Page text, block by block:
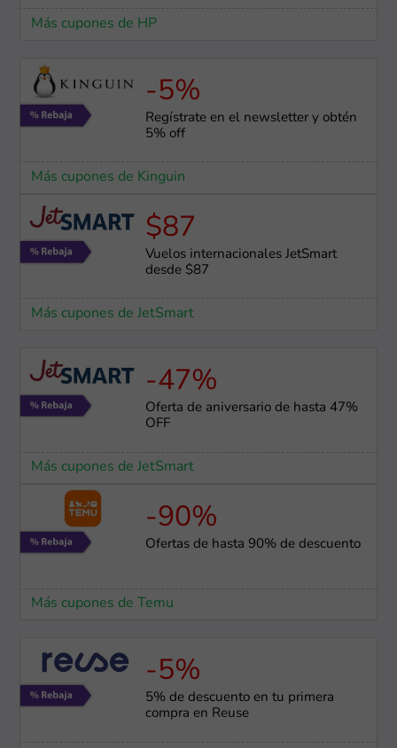
Más cupones de HP
-5%
Regístrate en el newsletter y obtén
5% off
Más cupones de Kinguin
$87
Vuelos internacionales JetSmart
desde $87
Más cupones de JetSmart
-47%
Oferta de aniversario de hasta 47%
OFF
Más cupones de JetSmart
-90%
Ofertas de hasta 90% de descuento
Más cupones de Temu
-5%
5% de descuento en tu primera
compra en Reuse